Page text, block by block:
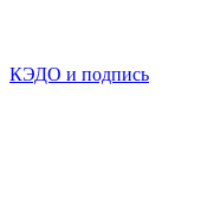
КЭДО и подпись